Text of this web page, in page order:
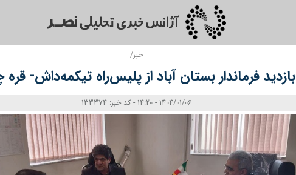
خبر/
بازدید فرماندار بستان‌ آباد از پلیس‌راه تیکمه‌داش-
1404/01/06 - 14:20 - کد خبر: 133374